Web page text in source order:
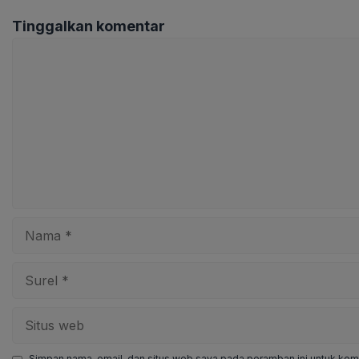
Tinggalkan komentar
web